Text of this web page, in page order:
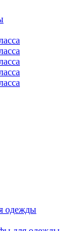
одежды